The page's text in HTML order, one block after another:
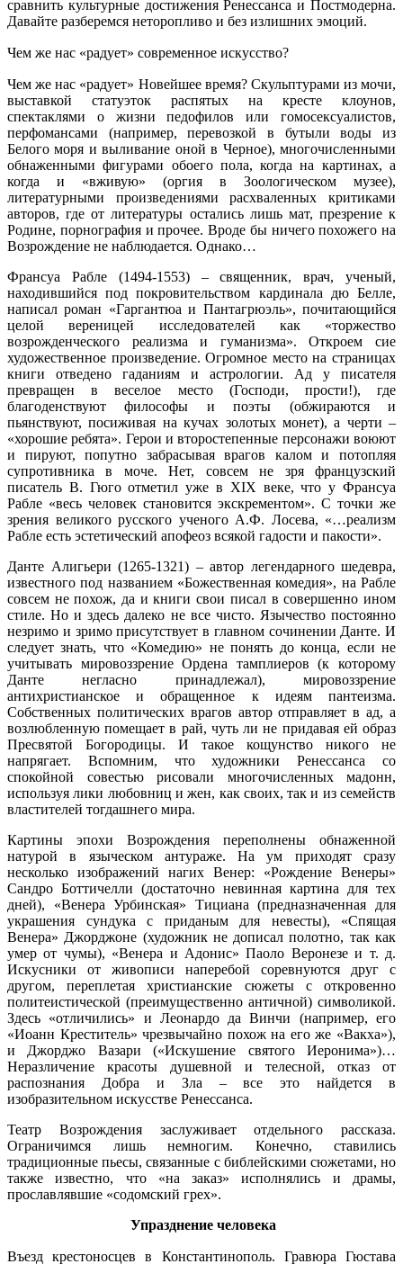
сравнить культурные достижения Ренессанса и Постмодерна.
Давайте разберемся неторопливо и без излишних эмоций.
Чем же нас «радует» современное искусство?
Чем же нас «радует» Новейшее время? Скульптурами из мочи,
выставкой статуэток распятых на кресте клоунов,
спектаклями о жизни педофилов или гомосексуалистов,
перфомансами (например, перевозкой в бутыли воды из
Белого моря и выливание оной в Черное), многочисленными
обнаженными фигурами обоего пола, когда на картинах, а
когда и «вживую» (оргия в Зоологическом музее),
литературными произведениями расхваленных критиками
авторов, где от литературы остались лишь мат, презрение к
Родине, порнография и прочее. Вроде бы ничего похожего на
Возрождение не наблюдается. Однако…
Франсуа Рабле (1494-1553) – священник, врач, ученый,
находившийся под покровительством кардинала дю Белле,
написал роман «Гаргантюа и Пантагрюэль», почитающийся
целой вереницей исследователей как «торжество
возрожденческого реализма и гуманизма». Откроем сие
художественное произведение. Огромное место на страницах
книги отведено гаданиям и астрологии. Ад у писателя
превращен в веселое место (Господи, прости!), где
благоденствуют философы и поэты (обжираются и
пьянствуют, посиживая на кучах золотых монет), а черти –
«хорошие ребята». Герои и второстепенные персонажи воюют
и пируют, попутно забрасывая врагов калом и потопляя
супротивника в моче. Нет, совсем не зря французский
писатель В. Гюго отметил уже в XIX веке, что у Франсуа
Рабле «весь человек становится экскрементом». С точки же
зрения великого русского ученого А.Ф. Лосева, «…реализм
Рабле есть эстетический апофеоз всякой гадости и пакости».
Данте Алигьери (1265-1321) – автор легендарного шедевра,
известного под названием «Божественная комедия», на Рабле
совсем не похож, да и книги свои писал в совершенно ином
стиле. Но и здесь далеко не все чисто. Язычество постоянно
незримо и зримо присутствует в главном сочинении Данте. И
следует знать, что «Комедию» не понять до конца, если не
учитывать мировоззрение Ордена тамплиеров (к которому
Данте негласно принадлежал), мировоззрение
антихристианское и обращенное к идеям пантеизма.
Собственных политических врагов автор отправляет в ад, а
возлюбленную помещает в рай, чуть ли не придавая ей образ
Пресвятой Богородицы. И такое кощунство никого не
напрягает. Вспомним, что художники Ренессанса со
спокойной совестью рисовали многочисленных мадонн,
используя лики любовниц и жен, как своих, так и из семейств
властителей тогдашнего мира.
Картины эпохи Возрождения переполнены обнаженной
натурой в языческом антураже. На ум приходят сразу
несколько изображений нагих Венер: «Рождение Венеры»
Сандро Боттичелли (достаточно невинная картина для тех
дней), «Венера Урбинская» Тициана (предназначенная для
украшения сундука с приданым для невесты), «Спящая
Венера» Джорджоне (художник не дописал полотно, так как
умер от чумы), «Венера и Адонис» Паоло Веронезе и т. д.
Искусники от живописи наперебой соревнуются друг с
другом, переплетая христианские сюжеты с откровенно
политеистической (преимущественно античной) символикой.
Здесь «отличились» и Леонардо да Винчи (например, его
«Иоанн Креститель» чрезвычайно похож на его же «Вакха»),
и Джорджо Вазари («Искушение святого Иеронима»)…
Неразличение красоты душевной и телесной, отказ от
распознания Добра и Зла – все это найдется в
изобразительном искусстве Ренессанса.
Театр Возрождения заслуживает отдельного рассказа.
Ограничимся лишь немногим. Конечно, ставились
традиционные пьесы, связанные с библейскими сюжетами, но
также известно, что «на заказ» исполнялись и драмы,
прославлявшие «содомский грех».
Упразднение человека
Въезд крестоносцев в Константинополь. Гравюра Гюстава